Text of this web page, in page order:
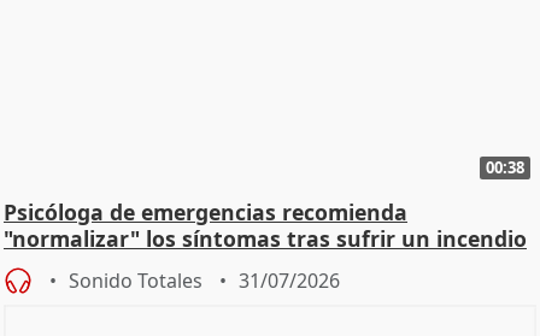
00:38
Psicóloga de emergencias recomienda
"normalizar" los síntomas tras sufrir un incendio
Sonido Totales 31/07/2026